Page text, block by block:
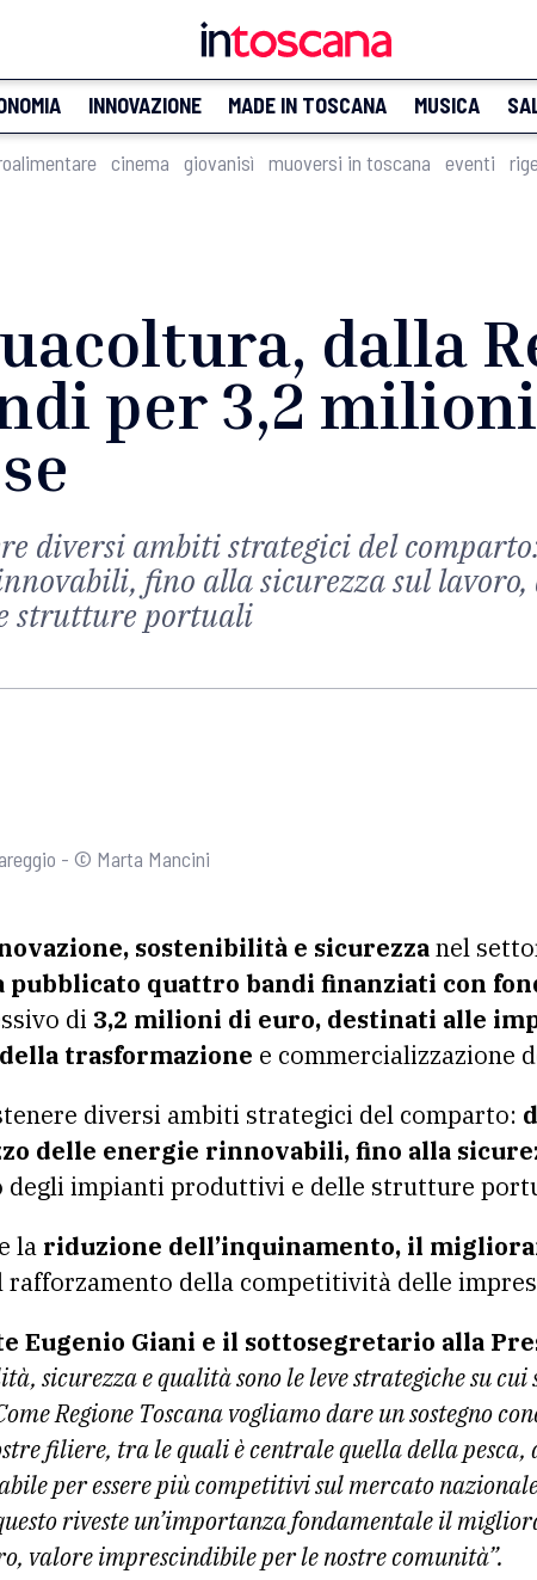
INNOVAZIONE MADE IN TOSCANA MUSICA
cinema giovanisì muoversi in toscana eventi
dalla
per 3,2
diversi ambiti strategici del
fino alla sicurezza sul
strutture portuali
- © Marta Mancini
sostenibilità e sicurezzanel
pubblicato quattro bandi finanziati con
di 3,2 milioni di euro, destinati alle
trasformazione e commercializzazione
diversi ambiti strategici del comparto:
delle energie rinnovabili, fino alla
degli impianti produttivi e delle strutture
la riduzione dell’inquinamento, il
rafforzamento della competitività delle
Eugenio Giani e il sottosegretario alla
sicurezza e qualità sono le leve strategiche su
Regione Toscana vogliamo dare un sostegno
filiere, tra le quali è centrale quella della
per essere più competitivi sul mercato
riveste un’importanza fondamentale il
valore imprescindibile per le nostre comunità”.